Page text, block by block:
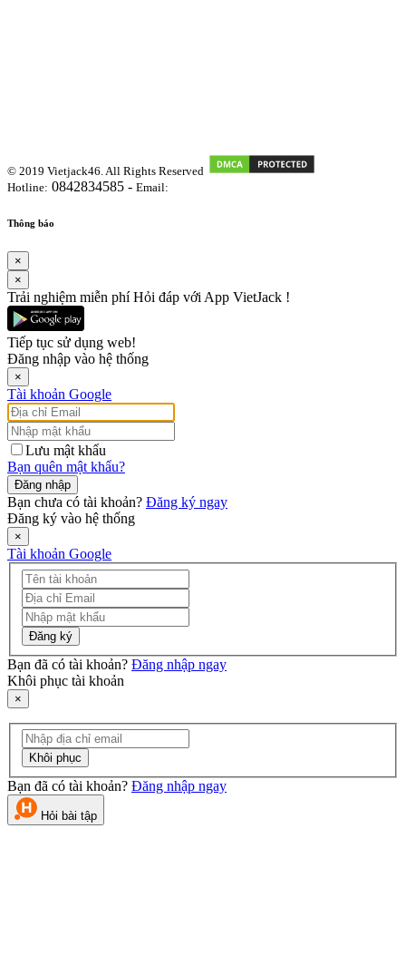
© 2019 Vietjack46. All Rights Reserved
Hotline: 0842834585 - Email:
Thông báo
×
×
Trải nghiệm miễn phí Hỏi đáp với App VietJack !
Tiếp tục sử dụng web!
Đăng nhập vào hệ thống
×
Tài khoản Google
Lưu mật khẩu
Bạn quên mật khẩu?
Đăng nhập
Bạn chưa có tài khoản? Đăng ký ngay
Đăng ký vào hệ thống
×
Tài khoản Google
Đăng ký
Bạn đã có tài khoản? Đăng nhập ngay
Khôi phục tài khoản
×
Khôi phục
Bạn đã có tài khoản? Đăng nhập ngay
Hỏi bài tập